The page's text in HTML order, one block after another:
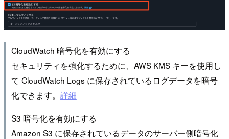
CloudWatch 暗号化を有効にする
セキュリティを強化するために、AWS KMS キーを使用し
て CloudWatch Logs に保存されているログデータを暗号
化できます。 詳細
S3 暗号化を有効にする
Amazon S3 に保存されているデータのサーバー側暗号化